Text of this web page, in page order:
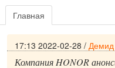
Главная
17:13 2022-02-28 /
Компания HONOR